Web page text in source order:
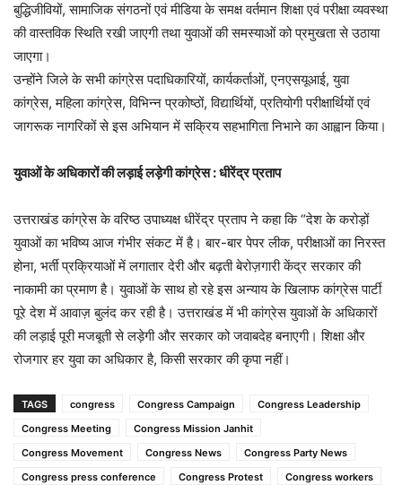
बुद्धिजीवियों, सामाजिक संगठनों एवं मीडिया के समक्ष वर्तमान शिक्षा एवं परीक्षा व्यवस्था
की वास्तविक स्थिति रखी जाएगी तथा युवाओं की समस्याओं को प्रमुखता से उठाया
जाएगा।
उन्होंने जिले के सभी कांग्रेस पदाधिकारियों, कार्यकर्ताओं, एनएसयूआई, युवा
कांग्रेस, महिला कांग्रेस, विभिन्न प्रकोष्ठों, विद्यार्थियों, प्रतियोगी परीक्षार्थियों एवं
जागरूक नागरिकों से इस अभियान में सक्रिय सहभागिता निभाने का आह्वान किया।
युवाओं के अधिकारों की लड़ाई लड़ेगी कांग्रेस : धीरेंद्र प्रताप
उत्तराखंड कांग्रेस के वरिष्ठ उपाध्यक्ष धीरेंद्र प्रताप ने कहा कि “देश के करोड़ों
युवाओं का भविष्य आज गंभीर संकट में है। बार-बार पेपर लीक, परीक्षाओं का निरस्त
होना, भर्ती प्रक्रियाओं में लगातार देरी और बढ़ती बेरोज़गारी केंद्र सरकार की
नाकामी का प्रमाण है। युवाओं के साथ हो रहे इस अन्याय के खिलाफ कांग्रेस पार्टी
पूरे देश में आवाज़ बुलंद कर रही है। उत्तराखंड में भी कांग्रेस युवाओं के अधिकारों
की लड़ाई पूरी मजबूती से लड़ेगी और सरकार को जवाबदेह बनाएगी। शिक्षा और
रोजगार हर युवा का अधिकार है, किसी सरकार की कृपा नहीं।
TAGS congress Congress Campaign
Congress Leadership
Congress Meeting
Congress Mission Janhit
Congress Movement
Congress News
Congress Party News
Congress press conference
Congress Protest
Congress workers